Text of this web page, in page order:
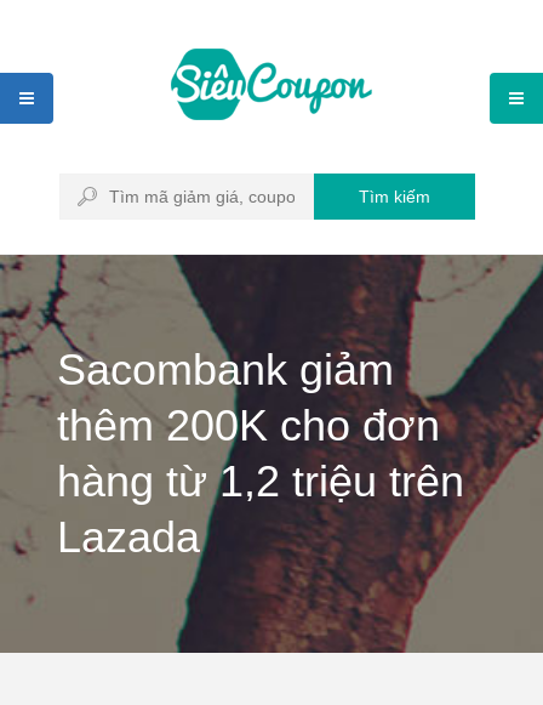
Tìm kiếm
Sacombank giảm
thêm 200K cho đơn
hàng từ 1,2 triệu trên
Lazada